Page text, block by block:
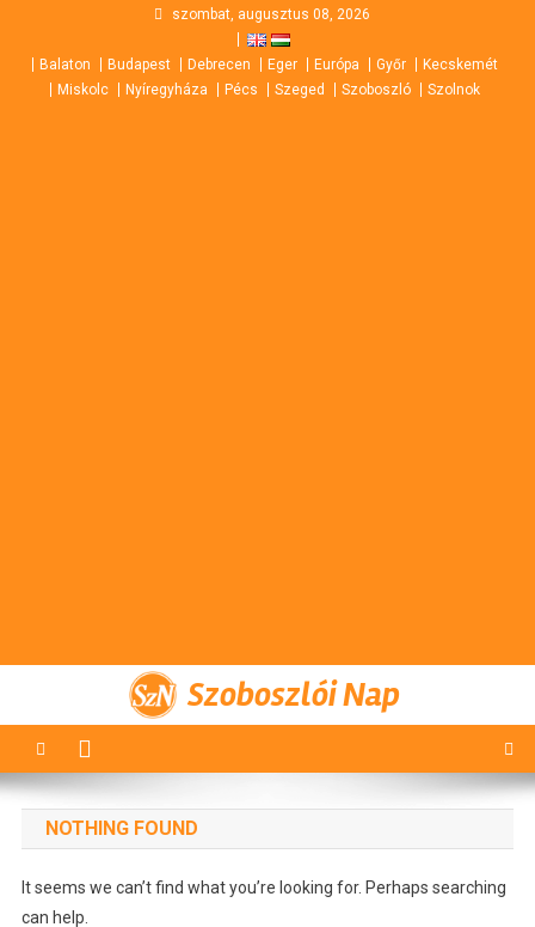
content
szombat, augusztus 08, 2026
Balaton Budapest Debrecen Eger Európa Győr
Kecskemét
Miskolc
Nyíregyháza Pécs Szeged Szoboszló Szolnok
Szoboszlói Nap
NOTHING FOUND
It seems we can’t find what you’re looking for. Perhaps searching
can help.